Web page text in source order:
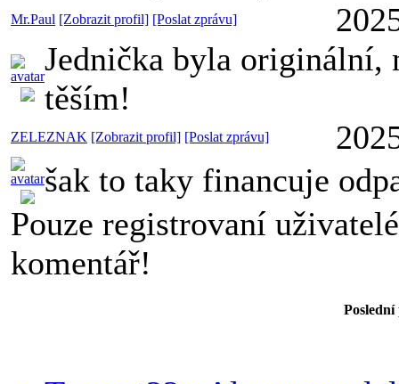
Mr.Paul [Zobrazit profil] [Poslat zprávu]
Jednička byla originální,
těším!
ZELEZNAK [Zobrazit profil] [Poslat zprávu]
šak to taky financuje
Pouze registrovaní
komentář!